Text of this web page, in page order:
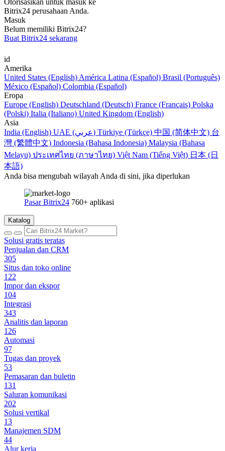
Otorisasikan untuk masuk ke
Bitrix24 perusahaan Anda.
Masuk
Belum memiliki Bitrix24?
Buat Bitrix24 sekarang
id
Amerika
United States (English) América Latina (Español) Brasil (Português)
México (Español) Colombia (Español)
Eropa
Europe (English) Deutschland (Deutsch) France (Français) Polska
(Polski) Italia (Italiano) United Kingdom (English)
Asia
India (English)
UAE (عربي) Türkiye (Türkçe) 中国 (简体中文) 台
灣 (繁體中文) Indonesia (Bahasa Indonesia) Malaysia (Bahasa
Melayu) ประเทศไทย (ภาษาไทย) Việt Nam (Tiếng Việt) 日本 (日
本語)
Anda bisa mengubah wilayah Anda di sini, jika diperlukan
Pasar Bitrix24 760+ aplikasi
Katalog
Solusi gratis teratas
Penjualan dan CRM
305
Situs dan toko online
122
Impor dan ekspor
104
Integrasi
343
Analitis dan laporan
126
Automasi
97
Tugas dan proyek
53
Pemasaran dan buletin
131
Saluran komunikasi
202
Solusi vertikal
13
Manajemen SDM
44
Alur kerja